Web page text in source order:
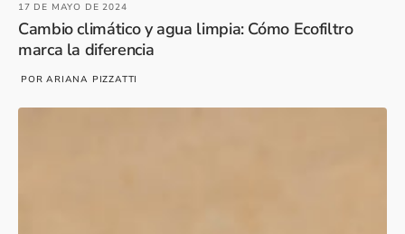
17 DE MAYO DE 2024
Cambio climático y agua limpia: Cómo Ecofiltro
marca la diferencia
POR ARIANA PIZZATTI